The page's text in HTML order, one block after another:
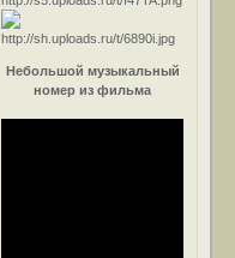
Небольшой музыкальный
номер из фильма